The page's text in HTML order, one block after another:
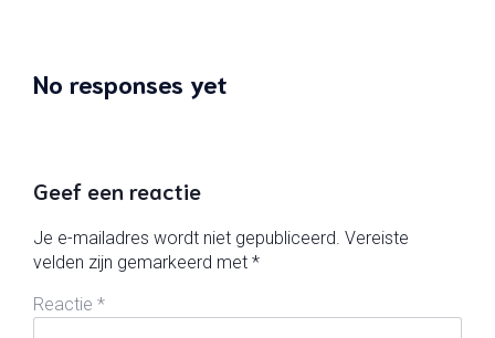
No responses yet
Geef een reactie
Je e-mailadres wordt niet gepubliceerd. Vereiste
velden zijn gemarkeerd met *
Reactie *